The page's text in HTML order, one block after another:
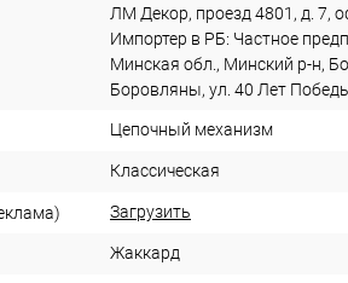
ЛМ Декор, проезд 4801, д. 7,
Импортер в РБ: Частное
Минская обл., Минский р-н,
Боровляны, ул. 40 Лет
Цепочный механизм
Классическая
Загрузить
Жаккард